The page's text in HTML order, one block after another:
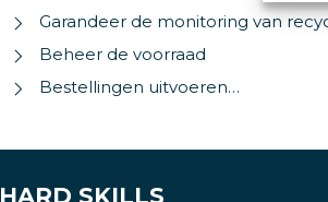
Garandeer de monitoring van
Beheer de voorraad
Bestellingen uitvoeren…
HARD SKILLS